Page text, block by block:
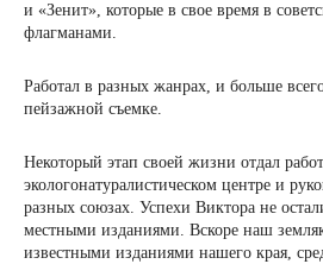
и «Зенит», которые в свое время в
флагманами.
Работал в разных жанрах, и больше
пейзажной съемке.
Некоторый этап своей жизни отдал
экологонатуралистическом центре и
разных союзах. Успехи Виктора не
местными изданиями. Вскоре наш
известными изданиями нашего края,